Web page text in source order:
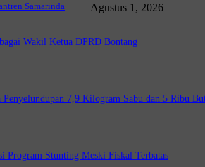
Samarinda Agustus 1, 2026
Wakil Ketua DPRD Bontang
7,9 Kilogram Sabu dan 5 Ribu
Program Stunting Meski Fiskal Terbatas